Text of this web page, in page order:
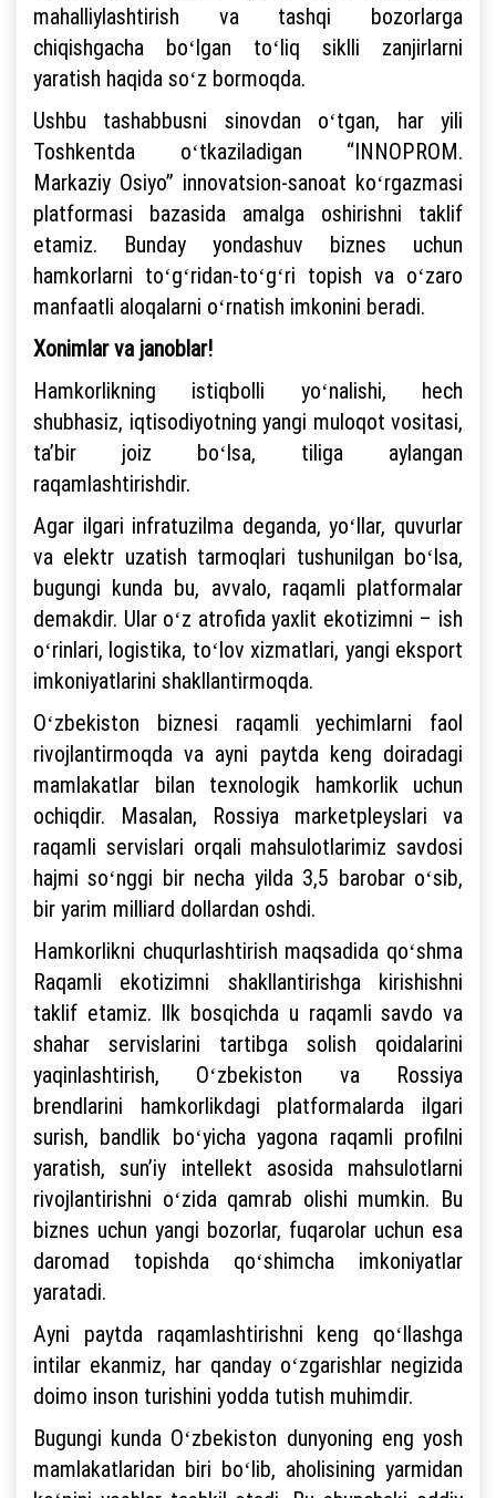
mahalliylashtirish va tashqi bozorlarga
chiqishgacha boʻlgan toʻliq siklli zanjirlarni
yaratish haqida soʻz bormoqda.
Ushbu tashabbusni sinovdan oʻtgan, har yili
Toshkentda oʻtkaziladigan “INNOPROM.
Markaziy Osiyo” innovatsion-sanoat koʻrgazmasi
platformasi bazasida amalga oshirishni taklif
etamiz. Bunday yondashuv biznes uchun
hamkorlarni toʻgʻridan-toʻgʻri topish va oʻzaro
manfaatli aloqalarni oʻrnatish imkonini beradi.
Xonimlar va janoblar!
Hamkorlikning istiqbolli yoʻnalishi, hech
shubhasiz, iqtisodiyotning yangi muloqot vositasi,
taʼbir joiz boʻlsa, tiliga aylangan
raqamlashtirishdir.
Agar ilgari infratuzilma deganda, yoʻllar, quvurlar
va elektr uzatish tarmoqlari tushunilgan boʻlsa,
bugungi kunda bu, avvalo, raqamli platformalar
demakdir. Ular oʻz atrofida yaxlit ekotizimni – ish
oʻrinlari, logistika, toʻlov xizmatlari, yangi eksport
imkoniyatlarini shakllantirmoqda.
Oʻzbekiston biznesi raqamli yechimlarni faol
rivojlantirmoqda va ayni paytda keng doiradagi
mamlakatlar bilan texnologik hamkorlik uchun
ochiqdir. Masalan, Rossiya marketpleyslari va
raqamli servislari orqali mahsulotlarimiz savdosi
hajmi soʻnggi bir necha yilda 3,5 barobar oʻsib,
bir yarim milliard dollardan oshdi.
Hamkorlikni chuqurlashtirish maqsadida qoʻshma
Raqamli ekotizimni shakllantirishga kirishishni
taklif etamiz. Ilk bosqichda u raqamli savdo va
shahar servislarini tartibga solish qoidalarini
yaqinlashtirish, Oʻzbekiston va Rossiya
brendlarini hamkorlikdagi platformalarda ilgari
surish, bandlik boʻyicha yagona raqamli profilni
yaratish, sunʼiy intellekt asosida mahsulotlarni
rivojlantirishni oʻzida qamrab olishi mumkin. Bu
biznes uchun yangi bozorlar, fuqarolar uchun esa
daromad topishda qoʻshimcha imkoniyatlar
yaratadi.
Ayni paytda raqamlashtirishni keng qoʻllashga
intilar ekanmiz, har qanday oʻzgarishlar negizida
doimo inson turishini yodda tutish muhimdir.
Bugungi kunda Oʻzbekiston dunyoning eng yosh
mamlakatlaridan biri boʻlib, aholisining yarmidan